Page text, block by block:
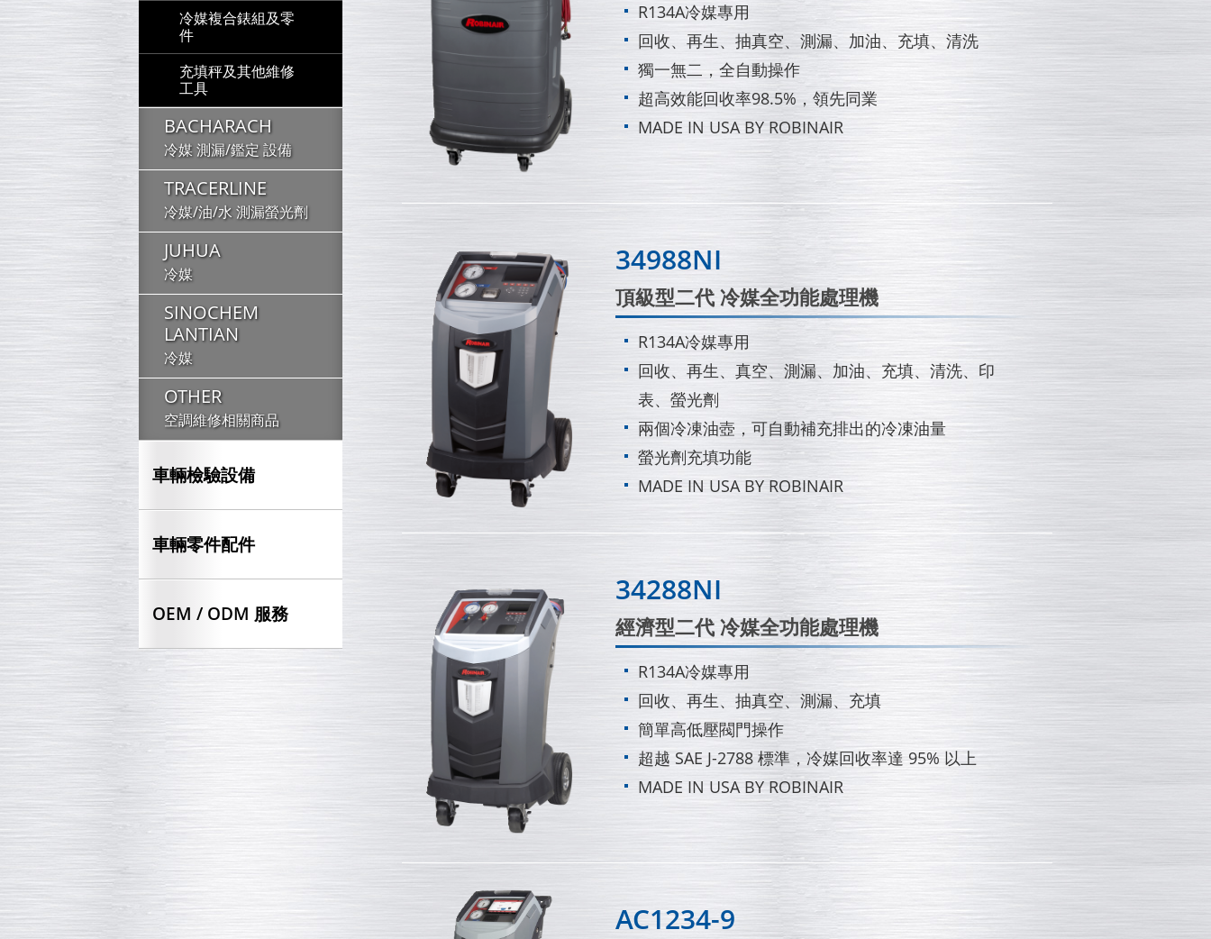
冷媒複合錶組及零
件
充填秤及其他維修
工具
BACHARACH
冷媒 測漏/鑑定 設備
TRACERLINE
冷媒/油/水 測漏螢光劑
JUHUA
冷媒
SINOCHEM
LANTIAN
冷媒
OTHER
空調維修相關商品
車輛檢驗設備
車輛零件配件
OEM / ODM 服務
R134A冷媒專用
回收、再生、抽真空、測漏、加油、充填、清洗
獨一無二，全自動操作
超高效能回收率98.5%，領先同業
MADE IN USA BY ROBINAIR
34988NI
頂級型二代 冷媒全功能處理機
R134A冷媒專用
回收、再生、真空、測漏、加油、充填、清洗、印
表、螢光劑
兩個冷凍油壺，可自動補充排出的冷凍油量
螢光劑充填功能
MADE IN USA BY ROBINAIR
34288NI
經濟型二代 冷媒全功能處理機
R134A冷媒專用
回收、再生、抽真空、測漏、充填
簡單高低壓閥門操作
超越 SAE J-2788 標準，冷媒回收率達 95% 以上
MADE IN USA BY ROBINAIR
AC1234-9